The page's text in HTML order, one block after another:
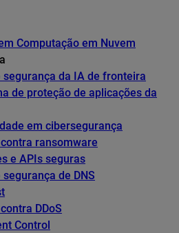
Computação em Nuvem
segurança da IA de fronteira
de proteção de aplicações da
em cibersegurança
ransomware
e APIs seguras
segurança de DNS
DDoS
Control